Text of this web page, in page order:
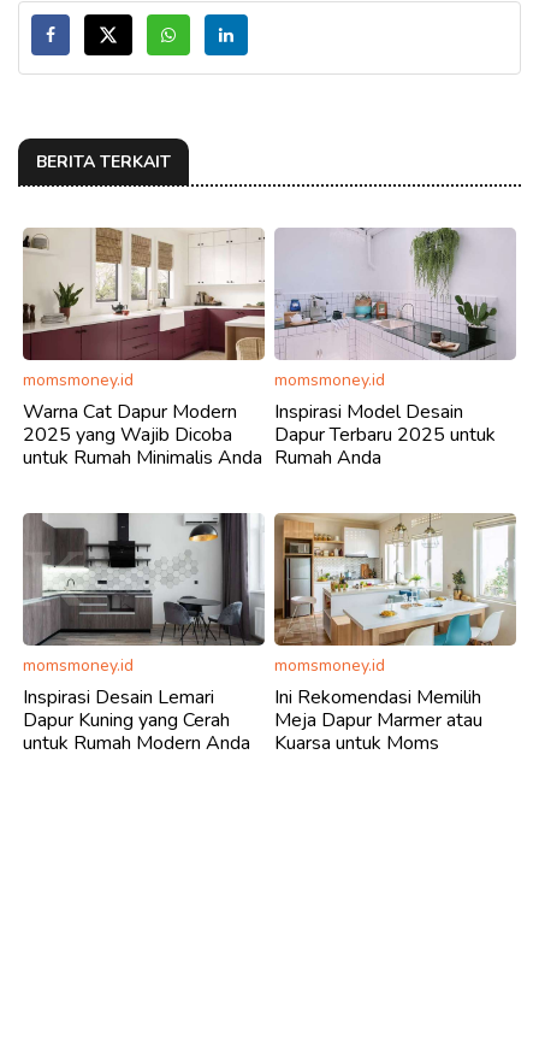
BERITA TERKAIT
momsmoney.id
Warna Cat Dapur Modern
2025 yang Wajib Dicoba
untuk Rumah Minimalis Anda
momsmoney.id
Inspirasi Model Desain
Dapur Terbaru 2025 untuk
Rumah Anda
momsmoney.id
Inspirasi Desain Lemari
Dapur Kuning yang Cerah
untuk Rumah Modern Anda
momsmoney.id
Ini Rekomendasi Memilih
Meja Dapur Marmer atau
Kuarsa untuk Moms